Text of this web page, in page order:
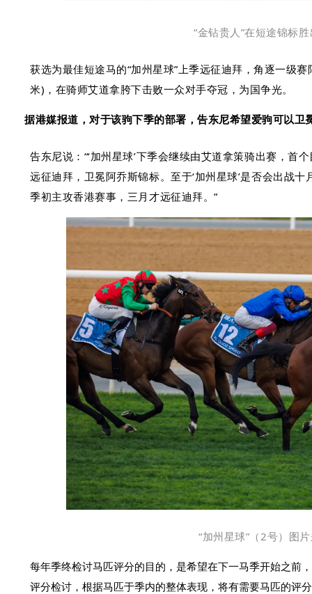
“金钻贵人”在短途锦标
获选为最佳短途马的“加州星球”上季远征迪拜，角逐一级
米)， 在骑师艾道拿胯下击败一众对手夺冠，为国争光。
据港媒报道，对于该驹下季的部署，告东尼希望爱驹可以卫
告东尼说：“‘加州星球’下季会继续由艾道拿策骑出赛，首
远征迪拜，卫冕阿乔斯锦标。至于‘加州星球’是否会出战
季初主攻香港赛事，三月才远征迪拜。”
“加州星球”（2号）图
每年季终检讨马匹评分的目的，是希望在下一马季开始之前
评分检讨，根据马匹于季内的整体表现，将有需要马匹的评